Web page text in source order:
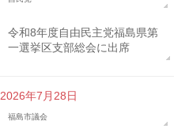
令和8年度自由民主党福島県第
一選挙区支部総会に出席
2026年7月28日
福島市議会